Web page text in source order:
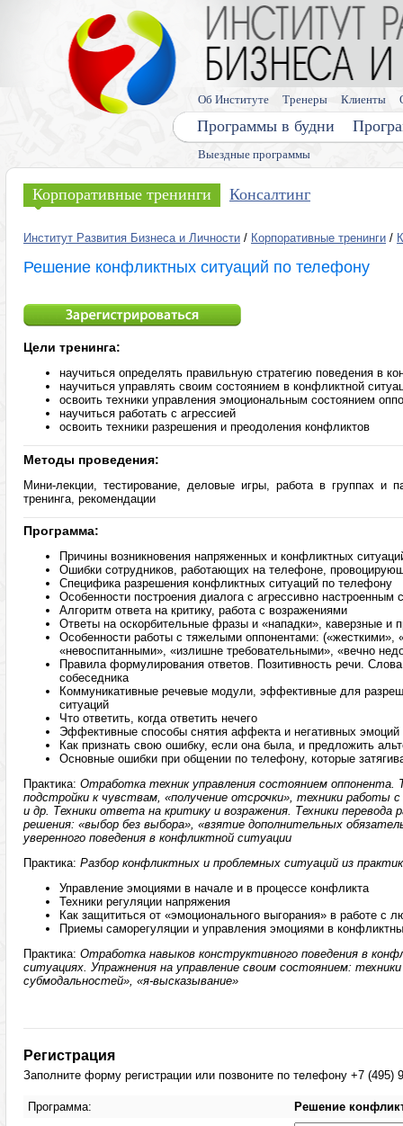
Выездные программы
Программы в будни
Об Институте Тренеры Клиенты
Корпоративные тренинги Консалтинг
Институт Развития Бизнеса и Личности / Корпоративные тренинги /
Решение конфликтных ситуаций по телефону
Цели тренинга:
научиться определять правильную стратегию поведения в
научиться управлять своим состоянием в конфликтной
освоить техники управления эмоциональным состоянием
научиться работать с агрессией
освоить техники разрешения и преодоления конфликтов
Методы проведения:
Мини-лекции, тестирование, деловые игры, работа в группах и
тренинга, рекомендации
Программа:
Причины возникновения напряженных и конфликтных
Ошибки сотрудников, работающих на телефоне,
Специфика разрешения конфликтных ситуаций по телефону
Особенности построения диалога с агрессивно настроенным
Алгоритм ответа на критику, работа с возражениями
Ответы на оскорбительные фразы и «нападки», каверзные и
Особенности работы с тяжелыми оппонентами:
«невоспитанными», «излишне требовательными», «вечно
Правила формулирования ответов. Позитивность речи.
собеседника
Коммуникативные речевые модули, эффективные для
ситуаций
Что ответить, когда ответить нечего
Эффективные способы снятия аффекта и негативных эмоций
Как признать свою ошибку, если она была, и предложить
Основные ошибки при общении по телефону, которые
Практика: Отработка техник управления состоянием оппонента.
подстройки к чувствам, «получение отсрочки», техники работы
и др. Техники ответа на критику и возражения. Техники перевода
решения: «выбор без выбора», «взятие дополнительных
уверенного поведения в конфликтной ситуации
Практика: Разбор конфликтных и проблемных ситуаций из
Управление эмоциями в начале и в процессе конфликта
Техники регуляции напряжения
Как защититься от «эмоционального выгорания» в работе с
Приемы саморегуляции и управления эмоциями в
Практика: Отработка навыков конструктивного поведения в
ситуациях. Упражнения на управление своим состоянием:
субмодальностей», «я-высказывание»
Регистрация
Заполните форму регистрации или позвоните по телефону +7 (495)